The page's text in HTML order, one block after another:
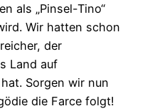
als „Pinsel-Tino“
Wir hatten schon
der
Land auf
Sorgen wir nun
die Farce folgt!